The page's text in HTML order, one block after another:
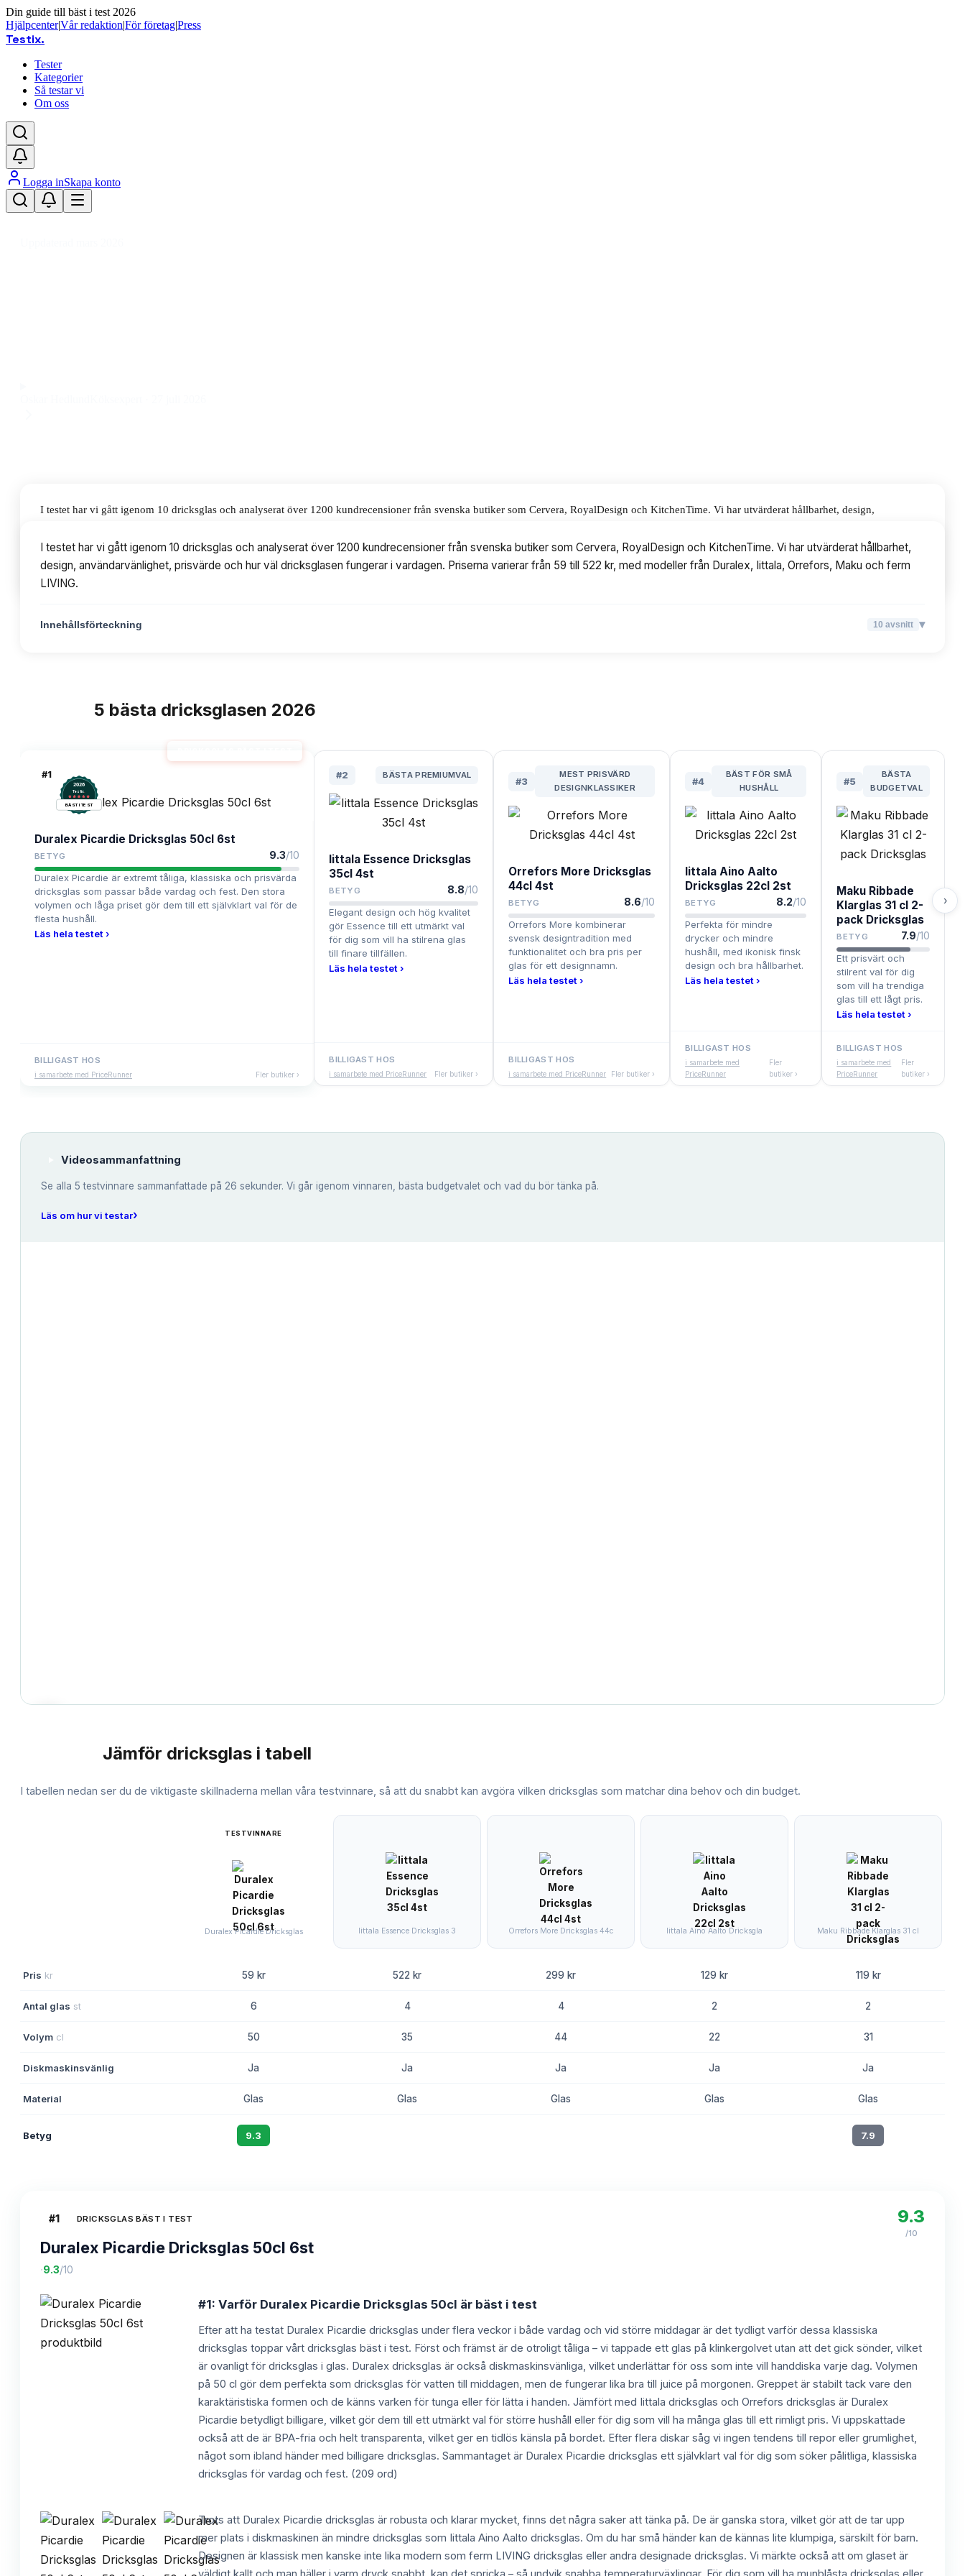
Din guide till bäst i test 2026
Hjälpcenter|Vår redaktion|För företag|Press
Testix.
Tester
Kategorier
Så testar vi
Om oss
Logga inSkapa konto
I testet har vi gått igenom 10 dricksglas och analyserat över 1200 kundrecensioner från svenska butiker som Cervera, RoyalDesign och KitchenTime. Vi har utvärderat hållbarhet, design,
Innehållsförteckning 10 avsnitt
I testet har vi gått igenom 10 dricksglas och analyserat över 1200 kundrecensioner från svenska butiker som Cervera, RoyalDesign och KitchenTime. Vi har utvärderat hållbarhet,
design, användarvänlighet, prisvärde och hur väl dricksglasen fungerar i vardagen. Priserna varierar från 59 till 522 kr, med modeller från Duralex, Iittala, Orrefors, Maku och ferm
LIVING.
Innehållsförteckning 10 avsnitt ▾
5 bästa dricksglasen 2026
#1
2026
Testix.
BÄST I TEST
Duralex Picardie Dricksglas 50cl 6st
BETYG 9.3/10
Duralex Picardie är extremt tåliga, klassiska och prisvärda
dricksglas som passar både vardag och fest. Den stora
volymen och låga priset gör dem till ett självklart val för de
flesta hushåll.
Läs hela testet ›
BILLIGAST HOS
i samarbete med PriceRunner Fler butiker ›
#2 BÄSTA PREMIUMVAL
Iittala Essence Dricksglas
35cl 4st
BETYG 8.8/10
Elegant design och hög kvalitet
gör Essence till ett utmärkt val
för dig som vill ha stilrena glas
till finare tillfällen.
Läs hela testet ›
BILLIGAST HOS
i samarbete med PriceRunner Fler butiker ›
#3
MEST PRISVÄRD
DESIGNKLASSIKER
Orrefors More Dricksglas
44cl 4st
BETYG 8.6/10
Orrefors More kombinerar
svensk designtradition med
funktionalitet och bra pris per
glas för ett designnamn.
Läs hela testet ›
BILLIGAST HOS
i samarbete med PriceRunner Fler butiker ›
#4
BÄST FÖR SMÅ
HUSHÅLL
Iittala Aino Aalto
Dricksglas 22cl 2st
BETYG 8.2/10
Perfekta för mindre
drycker och mindre
hushåll, med ikonisk finsk
design och bra hållbarhet.
Läs hela testet ›
BILLIGAST HOS
i samarbete med
PriceRunner
Fler
butiker ›
#5
BÄSTA
BUDGETVAL
Maku Ribbade
Klarglas 31 cl 2-
pack Dricksglas
BETYG 7.9/10
Ett prisvärt och
stilrent val för dig
som vill ha trendiga
glas till ett lågt pris.
Läs hela testet ›
BILLIGAST HOS
i samarbete med
PriceRunner
Fler
butiker ›
›
Videosammanfattning
Se alla 5 testvinnare sammanfattade på 26 sekunder. Vi går igenom vinnaren, bästa budgetvalet och vad du bör tänka på.
Läs om hur vi testar›
Jämför dricksglas i tabell
I tabellen nedan ser du de viktigaste skillnaderna mellan våra testvinnare, så att du snabbt kan avgöra vilken dricksglas som matchar dina behov och din budget.
TESTVINNARE
Duralex Picardie Dricksglas Iittala Essence Dricksglas 3 Orrefors More Dricksglas 44c Iittala Aino Aalto Dricksgla Maku Ribbade Klarglas 31 cl
Pris kr 59 kr 522 kr 299 kr 129 kr 119 kr
Antal glas st 6 4 4 2 2
Volym cl 50 35 44 22 31
Diskmaskinsvänlig Ja Ja Ja Ja Ja
Material Glas Glas Glas Glas Glas
Betyg 9.3 7.9
#1 DRICKSGLAS BÄST I TEST
Duralex Picardie Dricksglas 50cl 6st
·9.3/10
9.3
/10
#1: Varför Duralex Picardie Dricksglas 50cl är bäst i test
Efter att ha testat Duralex Picardie dricksglas under flera veckor i både vardag och vid större middagar är det tydligt varför dessa klassiska
dricksglas toppar vårt dricksglas bäst i test. Först och främst är de otroligt tåliga – vi tappade ett glas på klinkergolvet utan att det gick sönder, vilket
är ovanligt för dricksglas i glas. Duralex dricksglas är också diskmaskinsvänliga, vilket underlättar för oss som inte vill handdiska varje dag. Volymen
på 50 cl gör dem perfekta som dricksglas för vatten till middagen, men de fungerar lika bra till juice på morgonen. Greppet är stabilt tack vare den
karaktäristiska formen och de känns varken för tunga eller för lätta i handen. Jämfört med Iittala dricksglas och Orrefors dricksglas är Duralex
Picardie betydligt billigare, vilket gör dem till ett utmärkt val för större hushåll eller för dig som vill ha många glas till ett rimligt pris. Vi uppskattade
också att de är BPA-fria och helt transparenta, vilket ger en tidlös känsla på bordet. Efter flera diskar såg vi ingen tendens till repor eller grumlighet,
något som ibland händer med billigare dricksglas. Sammantaget är Duralex Picardie dricksglas ett självklart val för dig som söker pålitliga, klassiska
dricksglas för vardag och fest. (209 ord)
Trots att Duralex Picardie dricksglas är robusta och klarar mycket, finns det några saker att tänka på. De är ganska stora, vilket gör att de tar upp
mer plats i diskmaskinen än mindre dricksglas som Iittala Aino Aalto dricksglas. Om du har små händer kan de kännas lite klumpiga, särskilt för barn.
Designen är klassisk men kanske inte lika modern som ferm LIVING dricksglas eller andra designade dricksglas. Vi märkte också att om glaset är